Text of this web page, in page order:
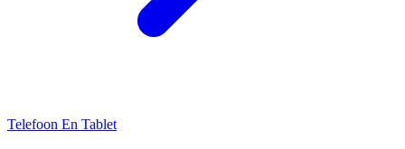
Telefoon En Tablet